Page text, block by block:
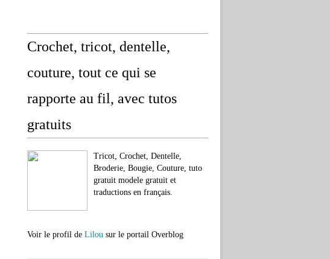
Crochet, tricot, dentelle,
couture, tout ce qui se
rapporte au fil, avec tutos
gratuits
Tricot, Crochet, Dentelle,
Broderie, Bougie, Couture, tuto
gratuit modele gratuit et
traductions en français.
Voir le profil de Lilou sur le portail Overblog